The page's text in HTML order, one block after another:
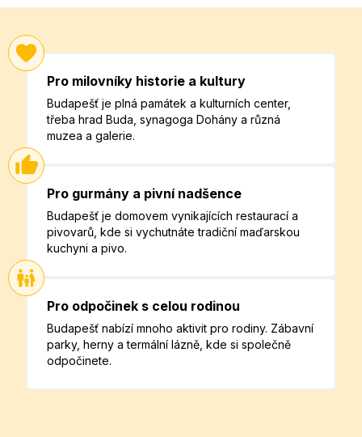
Pro milovníky historie a kultury
Budapešť je plná památek a kulturních center,
třeba hrad Buda, synagoga Dohány a různá
muzea a galerie.
Pro gurmány a pivní nadšence
Budapešť je domovem vynikajících restaurací a
pivovarů, kde si vychutnáte tradiční maďarskou
kuchyni a pivo.
Pro odpočinek s celou rodinou
Budapešť nabízí mnoho aktivit pro rodiny. Zábavní
parky, herny a termální lázně, kde si společně
odpočinete.